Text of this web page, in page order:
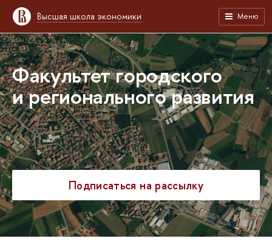
Высшая школа экономики Меню
Факультет городского
и регионального развития
Подписаться на рассылку